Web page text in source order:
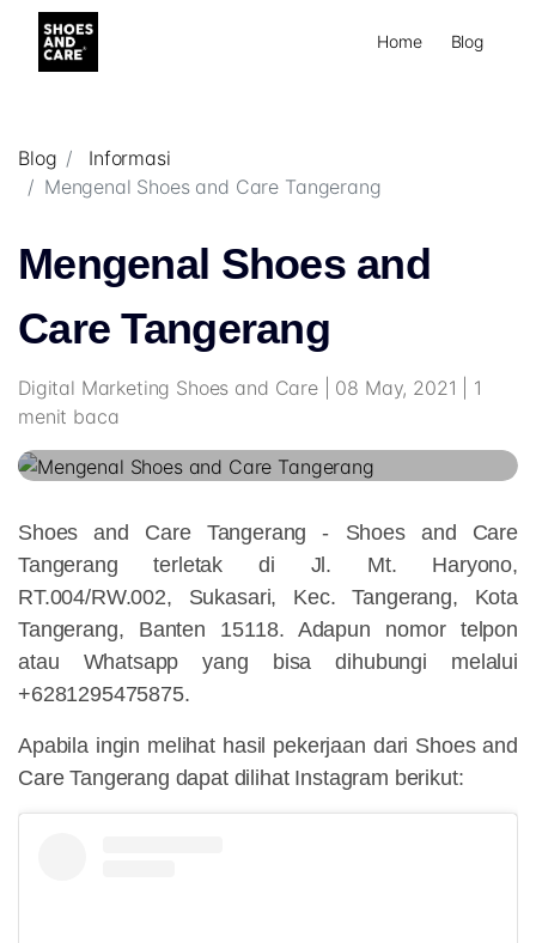
Home Blog
Blog
Informasi
Mengenal Shoes and Care Tangerang
Mengenal Shoes and
Care Tangerang
Digital Marketing Shoes and Care | 08 May, 2021 | 1
menit baca
Shoes and Care Tangerang - Shoes and Care
Tangerang terletak di Jl. Mt. Haryono,
RT.004/RW.002, Sukasari, Kec. Tangerang, Kota
Tangerang, Banten 15118. Adapun nomor telpon
atau Whatsapp yang bisa dihubungi melalui
+6281295475875.
Apabila ingin melihat hasil pekerjaan dari Shoes and
Care Tangerang dapat dilihat Instagram berikut: